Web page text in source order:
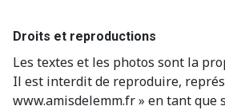
Droits et reproductions
Les textes et les photos sont la
Il est interdit de reproduire,
www.amisdelemm.fr » en tant que